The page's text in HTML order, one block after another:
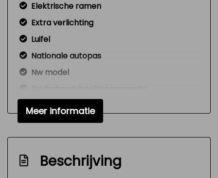
Elektrische ramen
Extra verlichting
Luifel
Nationale autopas
Nw model
Radio cd-speler
Signaal vergeten verlichting
Variable interval ruitenwisser
Versnellingspook op dashboard
Verstelbare (in hoogte) bestuurders stoel
Meer informatie
Beschrijving